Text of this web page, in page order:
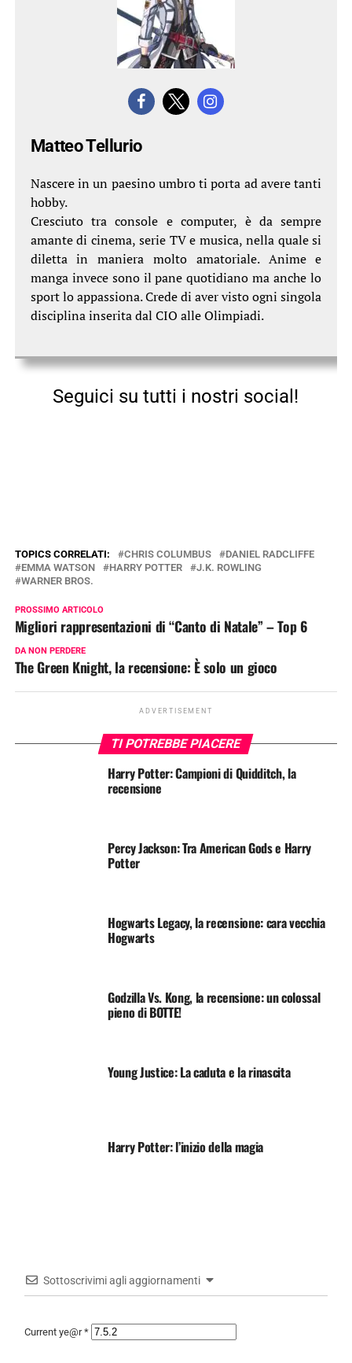
Matteo Tellurio
Nascere in un paesino umbro ti porta ad avere tanti
hobby.
Cresciuto tra console e computer, è da sempre
amante di cinema, serie TV e musica, nella quale si
diletta in maniera molto amatoriale. Anime e
manga invece sono il pane quotidiano ma anche lo
sport lo appassiona. Crede di aver visto ogni singola
disciplina inserita dal CIO alle Olimpiadi.
Seguici su tutti i nostri social!
TOPICS CORRELATI: CHRIS COLUMBUS
DANIEL RADCLIFFE
EMMA WATSON
HARRY POTTER
J.K. ROWLING
WARNER BROS.
PROSSIMO ARTICOLO
Migliori rappresentazioni di “Canto di Natale” – Top 6
DA NON PERDERE
The Green Knight, la recensione: È solo un gioco
ADVERTISEMENT
TI POTREBBE PIACERE
Harry Potter: Campioni di Quidditch, la
recensione
Percy Jackson: Tra American Gods e Harry
Potter
Hogwarts Legacy, la recensione: cara vecchia
Hogwarts
Godzilla Vs. Kong, la recensione: un colossal
pieno di BOTTE!
Young Justice: La caduta e la rinascita
Harry Potter: l’inizio della magia
Sottoscrivimi agli aggiornamenti
Current ye@r*